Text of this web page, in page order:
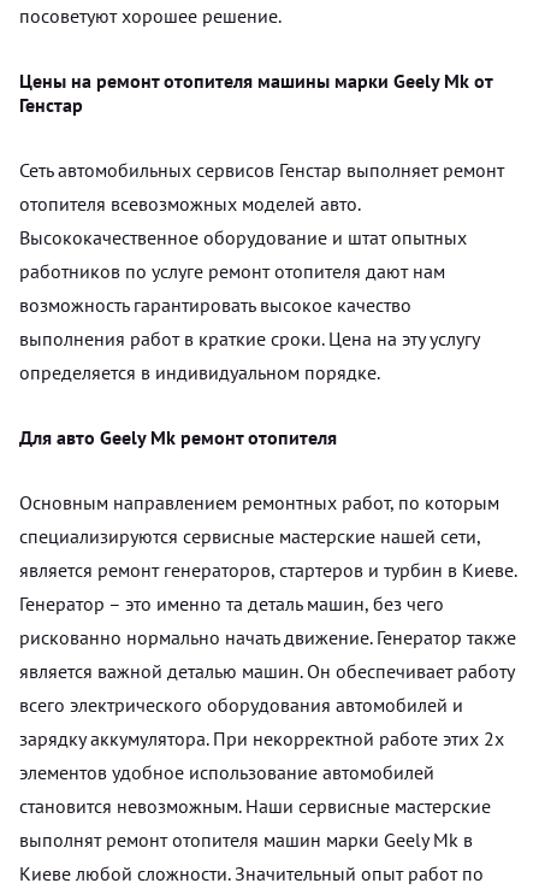
посоветуют хорошее решение.
Цены на ремонт отопителя машины марки Geely Mk от
Генстар
Сеть автомобильных сервисов Генстар выполняет ремонт
отопителя всевозможных моделей авто.
Высококачественное оборудование и штат опытных
работников по услуге ремонт отопителя дают нам
возможность гарантировать высокое качество
выполнения работ в краткие сроки. Цена на эту услугу
определяется в индивидуальном порядке.
Для авто Geely Mk ремонт отопителя
Основным направлением ремонтных работ, по которым
специализируются сервисные мастерские нашей сети,
является ремонт генераторов, стартеров и турбин в Киеве.
Генератор – это именно та деталь машин, без чего
рискованно нормально начать движение. Генератор также
является важной деталью машин. Он обеспечивает работу
всего электрического оборудования автомобилей и
зарядку аккумулятора. При некорректной работе этих 2х
элементов удобное использование автомобилей
становится невозможным. Наши сервисные мастерские
выполнят ремонт отопителя машин марки Geely Mk в
Киеве любой сложности. Значительный опыт работ по